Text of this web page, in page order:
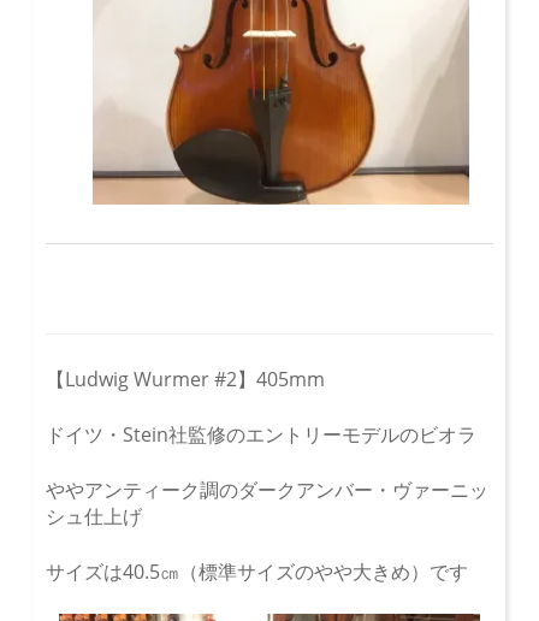
【Ludwig Wurmer #2】405mm
ドイツ・Stein社監修のエントリーモデルのビオラ
ややアンティーク調のダークアンバー・ヴァーニッ
シュ仕上げ
サイズは40.5㎝（標準サイズのやや大きめ）です